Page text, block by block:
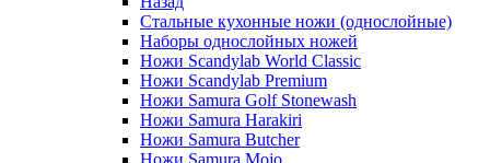
Стальные кухонные ножи (однослойные)
Наборы однослойных ножей
Ножи Scandylab World Classic
Ножи Scandylab Premium
Ножи Samura Golf Stonewash
Ножи Samura Harakiri
Ножи Samura Butcher
Ножи Samura Mojo